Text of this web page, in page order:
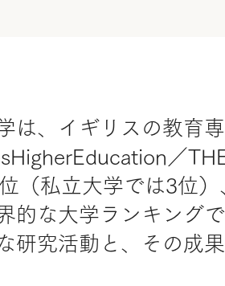
は、イギリスの教育
／
（私立大学では3位
的な大学ランキング
研究活動と、その成